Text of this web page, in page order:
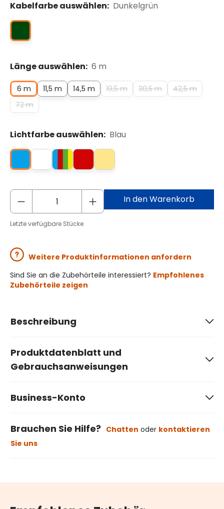
Kabelfarbe auswählen: Dunkelgrün
Länge auswählen: 6 m
6 m 11,5 m 14,5 m 19,5 m 30,5 m
42,5 m
72 m
Lichtfarbe auswählen: Blau
In den Warenkorb
Letzte verfügbare Stücke
Weitere Produktinformationen anfordern
Sind Sie an die Zubehörteile interessiert? Empfohlenes
Zubehörteile zeigen
Beschreibung
Produktdatenblatt und
Gebrauchsanweisungen
Business-Konto
Brauchen Sie Hilfe? Chatten oder kontaktieren
Sie uns